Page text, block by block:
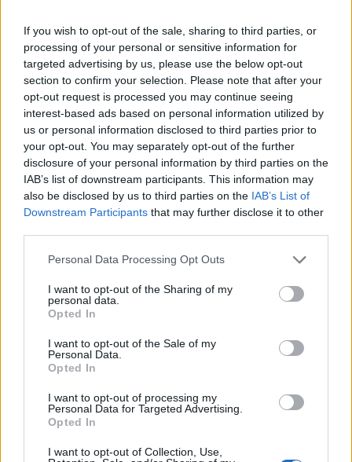
If you wish to opt-out of the sale, sharing to third parties, or
processing of your personal or sensitive information for
targeted advertising by us, please use the below opt-out
section to confirm your selection. Please note that after your
opt-out request is processed you may continue seeing
interest-based ads based on personal information utilized by
us or personal information disclosed to third parties prior to
your opt-out. You may separately opt-out of the further
disclosure of your personal information by third parties on the
IAB’s list of downstream participants. This information may
also be disclosed by us to third parties on the IAB’s List of
Downstream Participants that may further disclose it to other
Personal Data Processing Opt Outs
I want to opt-out of the Sharing of my
personal data.
Opted In
I want to opt-out of the Sale of my
Personal Data.
Opted In
I want to opt-out of processing my
Personal Data for Targeted Advertising.
Opted In
I want to opt-out of Collection, Use,
L’acquisto è storico per i Cottagers. Kevin verrà pagato,
secondo Sky Sports,40 milioni di Euro. Il precedente
record era detenuto da Smith-Rowe la scorsa estate. Il
Fulham questa estate aveva preso solo Lecompte dal
Montpellier, e nelle ultime ore ha salutato Andreas Pereira,
pezzo importante nelle ultime stagioni. Kevin darà
imprevedibilità all’attacco di Silva, per rendere più
frizzante la manovra della squadra. Il giocatore
sarà a
Londra oggiper le visite mediche